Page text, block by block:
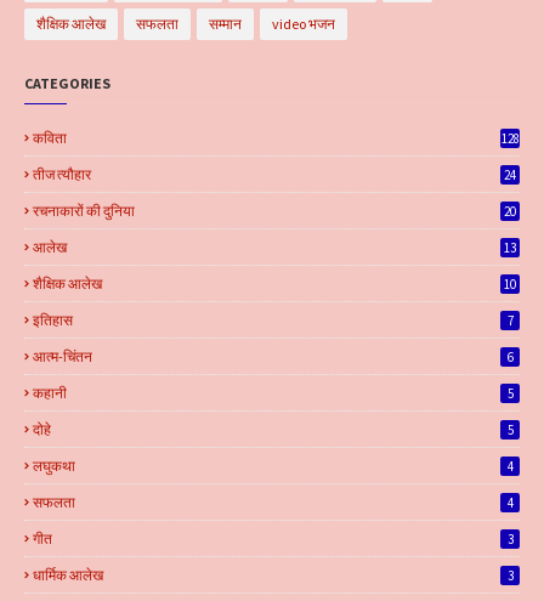
शैक्षिक आलेख सफलता सम्मान video भजन
CATEGORIES
कविता 128
तीज त्यौहार 24
रचनाकारों की दुनिया 20
आलेख 13
शैक्षिक आलेख 10
इतिहास 7
आत्म-चिंतन 6
कहानी 5
दोहे 5
लघुकथा 4
सफलता 4
गीत 3
धार्मिक आलेख 3